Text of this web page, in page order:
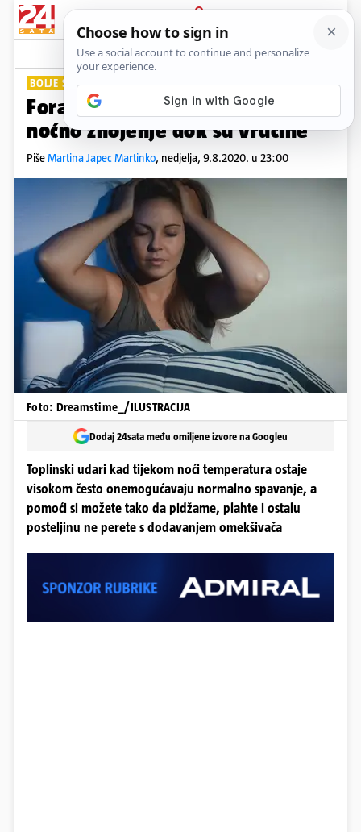
PRIJAVA
Lifestyle Komentari
BOLJE SPAVANJE
Fora je u omekšivaču: Smanjite
noćno znojenje dok su vrućine
PišeMartina Japec Martinko, nedjelja, 9.8.2020. u 23:00
Foto: Dreamstime_/ILUSTRACIJA
Dodaj 24sata među omiljene izvore na Googleu
Toplinski udari kad tijekom noći temperatura ostaje
visokom često onemogućavaju normalno spavanje, a
pomoći si možete tako da pidžame, plahte i ostalu
posteljinu ne perete s dodavanjem omekšivača